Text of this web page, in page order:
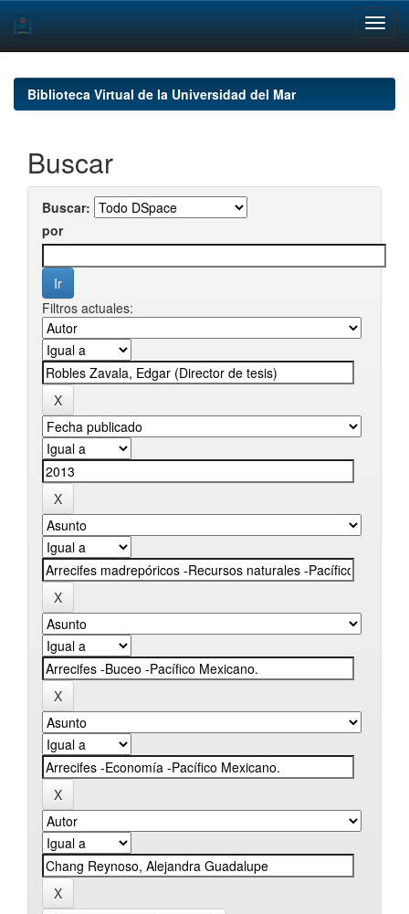
navigationBiblioteca Virtual de la Universidad del Mar
Buscar
Buscar:
por
Filtros actuales: